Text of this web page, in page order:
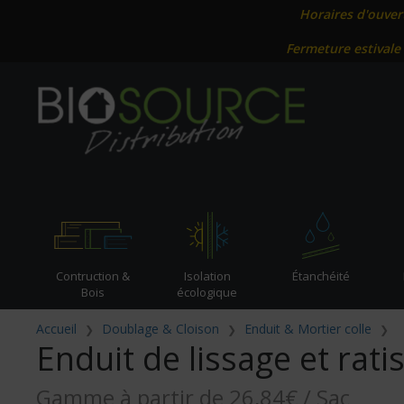
Horaires
Fermeture estivale
Contruction &
Bois
Isolation
écologique
Étanchéité
Accueil Doublage & Cloison Enduit & Mortier colle
Enduit de lissage et
Gamme à partir de 26,84€ / Sac